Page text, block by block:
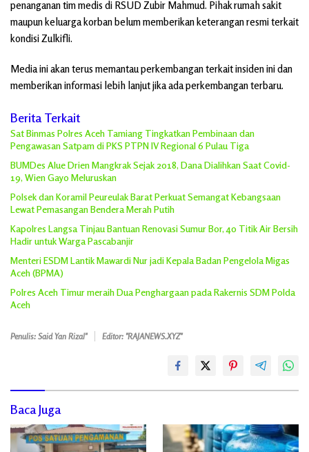
penanganan tim medis di RSUD Zubir Mahmud. Pihak rumah sakit
maupun keluarga korban belum memberikan keterangan resmi terkait
kondisi Zulkifli.
Media ini akan terus memantau perkembangan terkait insiden ini dan
memberikan informasi lebih lanjut jika ada perkembangan terbaru.
Berita Terkait
Sat Binmas Polres Aceh Tamiang Tingkatkan Pembinaan dan
Pengawasan Satpam di PKS PTPN IV Regional 6 Pulau Tiga
BUMDes Alue Drien Mangkrak Sejak 2018, Dana Dialihkan Saat Covid-
19, Wien Gayo Meluruskan
Polsek dan Koramil Peureulak Barat Perkuat Semangat Kebangsaan
Lewat Pemasangan Bendera Merah Putih
Kapolres Langsa Tinjau Bantuan Renovasi Sumur Bor, 40 Titik Air Bersih
Hadir untuk Warga Pascabanjir
Menteri ESDM Lantik Mawardi Nur jadi Kepala Badan Pengelola Migas
Aceh (BPMA)
Polres Aceh Timur meraih Dua Penghargaan pada Rakernis SDM Polda
Aceh
Penulis: Said Yan Rizal" Editor: "RAJANEWS.XYZ"
Baca Juga